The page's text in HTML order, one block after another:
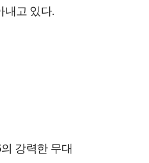
내고 있다.
강력한 무대